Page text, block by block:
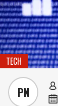
TECH
PN 
